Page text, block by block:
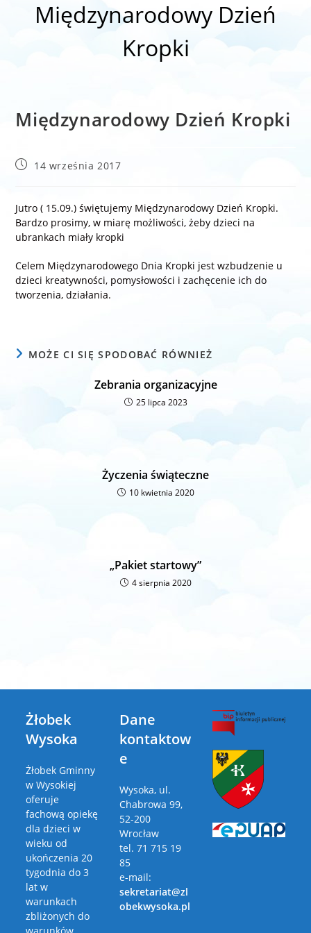
Międzynarodowy Dzień
Kropki
Międzynarodowy Dzień Kropki
Post14 września 2017
Jutro ( 15.09.) świętujemy Międzynarodowy Dzień Kropki.
Bardzo prosimy, w miarę możliwości, żeby dzieci na
ubrankach miały kropki
Celem Międzynarodowego Dnia Kropki jest wzbudzenie u
dzieci kreatywności, pomysłowości i zachęcenie ich do
tworzenia, działania.
MOŻE CI SIĘ SPODOBAĆ RÓWNIEŻ
Zebrania organizacyjne
25 lipca 2023
Życzenia świąteczne
10 kwietnia 2020
„Pakiet startowy”
4 sierpnia 2020
Żłobek
Wysoka
Żłobek Gminny
w Wysokiej
oferuje
fachową opiekę
dla dzieci w
wieku od
ukończenia 20
tygodnia do 3
lat w
warunkach
zbliżonych do
warunków
Dane
kontaktow
e
Wysoka, ul.
Chabrowa 99,
52-200
Wrocław
tel. 71 715 19
85
e-mail:
sekretariat@zl
obekwysoka.pl